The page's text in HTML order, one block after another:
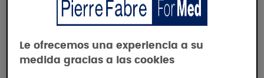
y puede ser muy molesto.Aunque la dermatitis
seborreica suele ser benigna, puede agravarse y
consejos prácticos para aplicar a diario pueden
minimizar sus síntomas y mejorar su calidad de
Le ofrecemos una experiencia a su
medida gracias a las cookies